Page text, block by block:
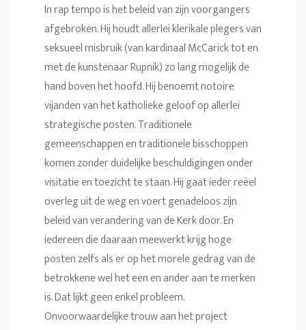
In rap tempo is het beleid van zijn voorgangers
afgebroken. Hij houdt allerlei klerikale plegers van
seksueel misbruik (van kardinaal McCarick tot en
met de kunstenaar Rupnik) zo lang mogelijk de
hand boven het hoofd. Hij benoemt notoire
vijanden van het katholieke geloof op allerlei
strategische posten. Traditionele
gemeenschappen en traditionele bisschoppen
komen zonder duidelijke beschuldigingen onder
visitatie en toezicht te staan. Hij gaat ieder reëel
overleg uit de weg en voert genadeloos zijn
beleid van verandering van de Kerk door. En
iedereen die daaraan meewerkt krijg hoge
posten zelfs als er op het morele gedrag van de
betrokkene wel het een en ander aan te merken
is. Dat lijkt geen enkel probleem.
Onvoorwaardelijke trouw aan het project